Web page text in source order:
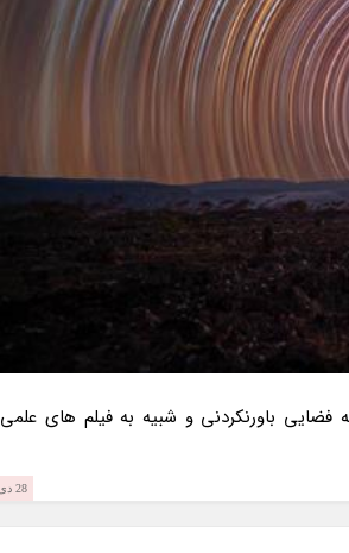
باورنکردنی و شبیه به فیلم های علمی
28 دی 1403